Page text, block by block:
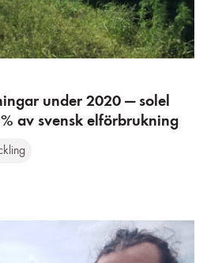
under 2020 — solel
av svensk elförbrukning